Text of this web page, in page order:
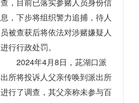
息，下步将组织警力追捕，待人
员被查获后将依法对涉赌嫌疑人
进行行政处罚。
2024年4月8日，茈湖口派
出所将投诉人父亲传唤到派出所
进行了调查，其父亲称未参与百